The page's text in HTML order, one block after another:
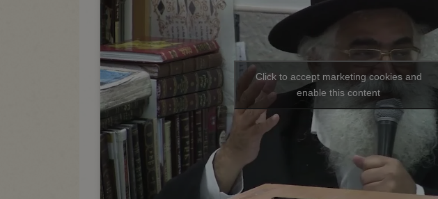
Click to accept marketing cookies and
enable this content